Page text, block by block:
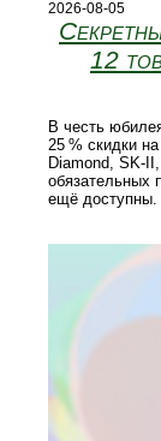
2026-08-05
12
В честь
25 % скидки
Diamond,
обязательных
ещё доступны.